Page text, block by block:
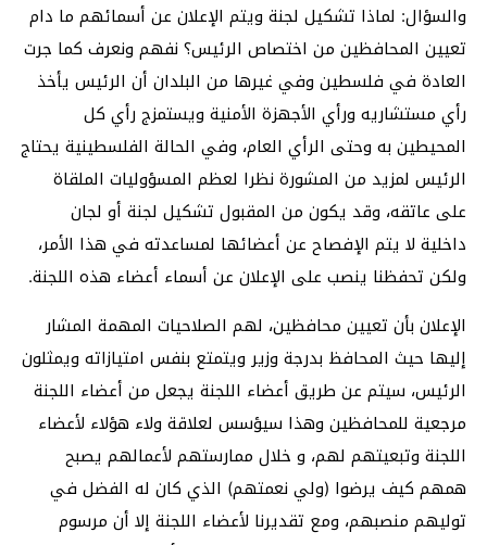
والسؤال: لماذا تشكيل لجنة ويتم الإعلان عن أسمائهم ما دام
تعيين المحافظين من اختصاص الرئيس؟ نفهم ونعرف كما جرت
العادة في فلسطين وفي غيرها من البلدان أن الرئيس يأخذ
رأي مستشاريه ورأي الأجهزة الأمنية ويستمزج رأي كل
المحيطين به وحتى الرأي العام، وفي الحالة الفلسطينية يحتاج
الرئيس لمزيد من المشورة نظرا لعظم المسؤوليات الملقاة
على عاتقه، وقد يكون من المقبول تشكيل لجنة أو لجان
داخلية لا يتم الإفصاح عن أعضائها لمساعدته في هذا الأمر،
ولكن تحفظنا ينصب على الإعلان عن أسماء أعضاء هذه اللجنة.
الإعلان بأن تعيين محافظين، لهم الصلاحيات المهمة المشار
إليها حيث المحافظ بدرجة وزير ويتمتع بنفس امتيازاته ويمثلون
الرئيس، سيتم عن طريق أعضاء اللجنة يجعل من أعضاء اللجنة
مرجعية للمحافظين وهذا سيؤسس لعلاقة ولاء هؤلاء لأعضاء
اللجنة وتبعيتهم لهم، و خلال ممارستهم لأعمالهم يصبح
همهم كيف يرضوا (ولي نعمتهم) الذي كان له الفضل في
توليهم منصبهم، ومع تقديرنا لأعضاء اللجنة إلا أن مرسوم